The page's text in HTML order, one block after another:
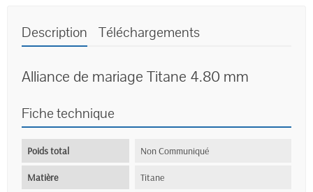
Description Téléchargements
Alliance de mariage Titane 4.80 mm
Fiche technique
Poids total Non Communiqué
Matière Titane